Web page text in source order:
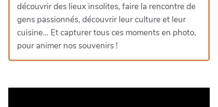
découvrir des lieux insolites, faire la rencontre de
gens passionnés, découvrir leur culture et leur
cuisine… Et capturer tous ces moments en photo,
pour animer nos souvenirs !